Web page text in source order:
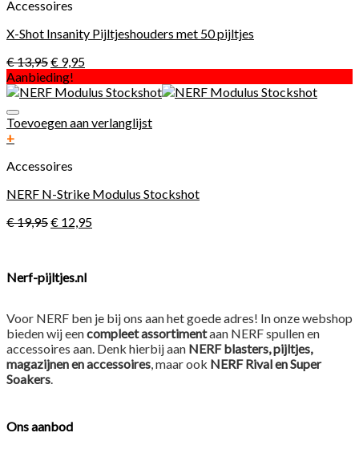
Accessoires
X-Shot Insanity Pijltjeshouders met 50 pijltjes
€13,95€ 9,95
Aanbieding!
Toevoegen aan verlanglijst
+
Accessoires
NERF N-Strike Modulus Stockshot
€19,95€ 12,95
Nerf-pijltjes.nl
Voor NERF ben je bij ons aan het goede adres! In onze webshop
bieden wij eencompleet assortimentaan NERF spullen en
accessoires aan. Denk hierbij aan NERF blasters, pijltjes,
magazijnen en accessoires, maar ook NERF Rival en Super
Soakers.
Ons aanbod